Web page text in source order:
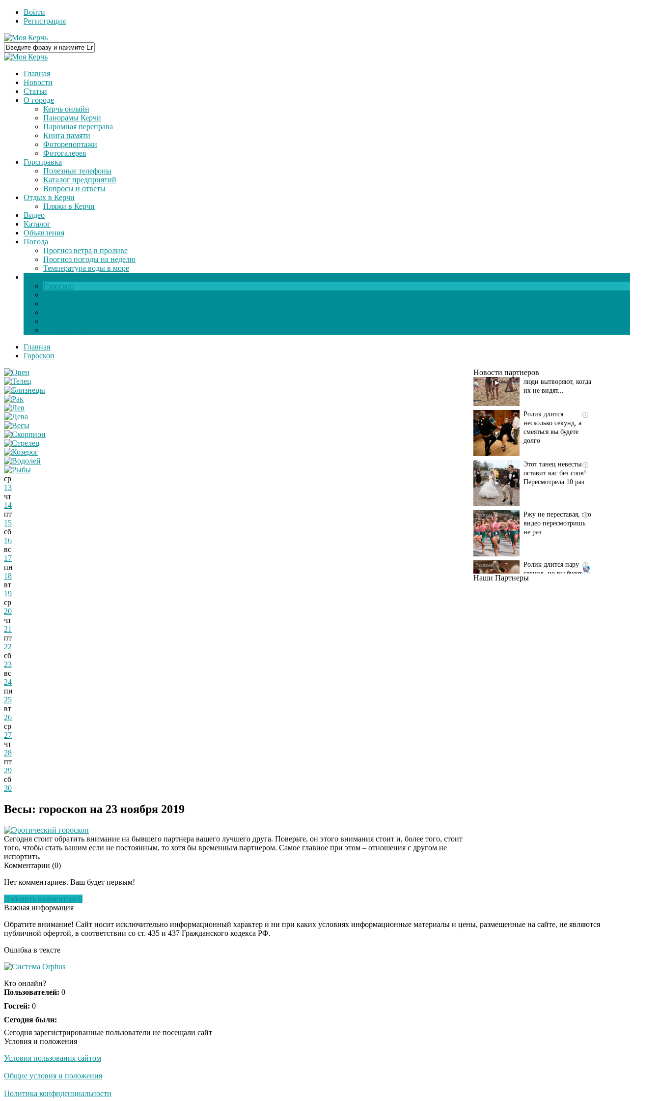
Войти
Регистрация
Главная
Новости
Статьи
О городе
Керчь онлайн
Панорамы Керчи
Паромная переправа
Книга памяти
Фоторепортажи
Фотогалерея
Горсправка
Полезные телефоны
Каталог предприятий
Вопросы и ответы
Отдых в Керчи
Пляжи в Керчи
Видео
Каталог
Объявления
Погода
Прогноз ветра в проливе
Прогноз погоды на неделю
Температура воды в море
Гороскоп
Главная
Гороскоп
ср
13
чт
14
пт
15
сб
16
вс
17
пн
18
вт
19
ср
20
чт
21
пт
22
сб
23
вс
24
пн
25
вт
26
ср
27
чт
28
пт
29
сб
30
Весы: гороскоп на 23 ноября 2019
Эротический гороскоп
Сегодня стоит обратить внимание на бывшего партнера вашего лучшего друга. Поверьте, он этого внимания стоит и, более того, стоит
того, чтобы стать вашим если не постоянным, то хотя бы временным партнером. Самое главное при этом – отношения с другом не
испортить.
Комментарии (0)
Нет комментариев. Ваш будет первым!
Добавить комментарий
Новости партнеров
i
Ролик длится
несколько секунд, а
Этот танец невесты
оставит вас без слов!
Ржу не переставая, это
Ролик длится пару
Ролик из Омска: вы
Наши Партнеры
Важная информация
Обратите внимание! Сайт носит исключительно информационный характер и ни при каких условиях информационные материалы и цены, размещенные на сайте, не являются
публичной офертой, в соответствии со ст. 435 и 437 Гражданского кодекса РФ.
Ошибка в тексте
Кто онлайн?
Пользователей: 0
Гостей: 0
Сегодня были:
Сегодня зарегистрированные пользователи не посещали сайт
Условия и положения
Условия пользования сайтом
Общие условия и положения
Политика конфиденциальности